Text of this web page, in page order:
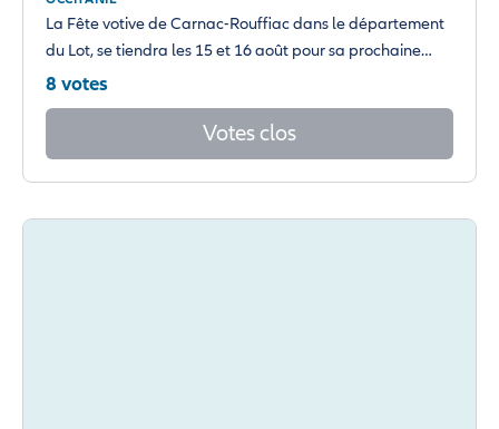
La Fête votive de Carnac-Rouffiac dans le département
du Lot, se tiendra les 15 et 16 août pour sa prochaine…
8 votes
Votes clos